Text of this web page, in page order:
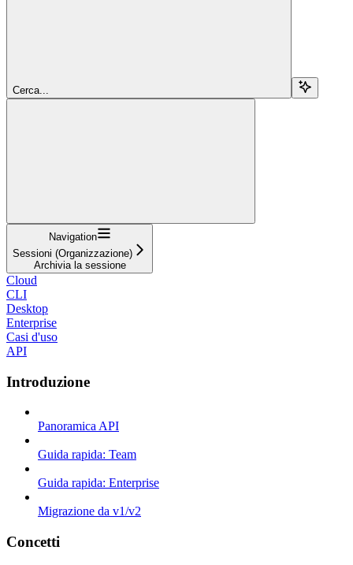
Cerca...
Navigation
Sessioni (Organizzazione)
Archivia la sessione
Cloud
CLI
Desktop
Enterprise
Casi d'uso
API
Introduzione
Panoramica API
Guida rapida: Team
Guida rapida: Enterprise
Migrazione da v1/v2
Concetti